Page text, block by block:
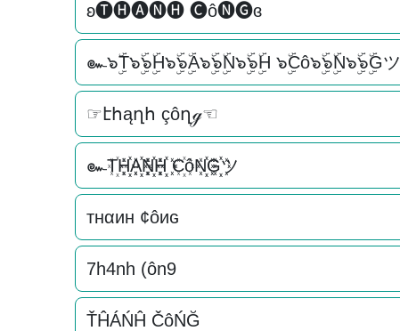
ʚ🅣🅗🅐🅝🅗 🅒ô🅝🅖ɞ
๛๖ۣۜT๖ۣۜ๖ۣۜH๖ۣۜ๖ۣۜA๖ۣۜ๖ۣۜN๖ۣۜ๖ۣۜH ๖ۣۜCô๖ۣۜ๖ۣۜN๖ۣۜ๖ۣۜGツ
☞էհąղհ çôղℊ☜
๛T꙰H꙰꙰A꙰꙰N꙰꙰H꙰꙰ C꙰ôN꙰꙰G꙰꙰ツ
тнαин ¢ôиɢ
7h4nh (ôn9
ŤĤÁŃĤ ČôŃĞ